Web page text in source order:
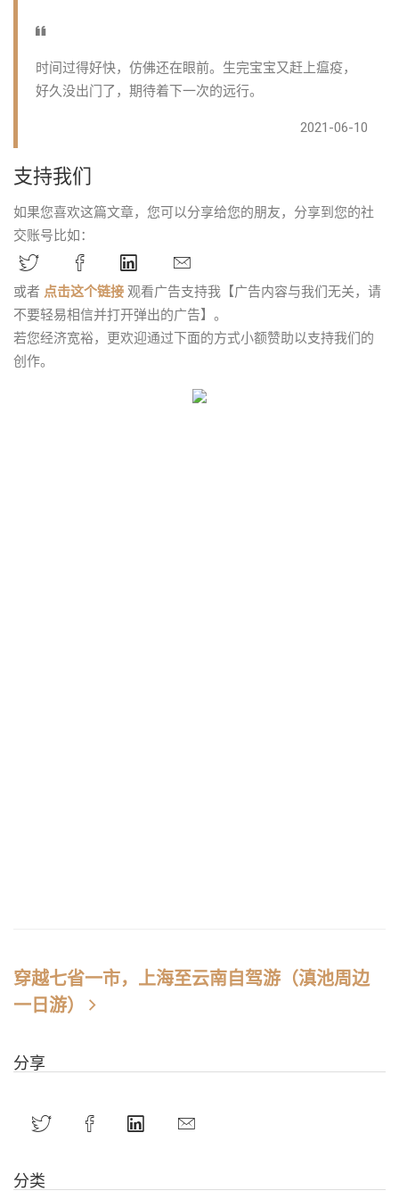
时间过得好快，仿佛还在眼前。生完宝宝又赶上瘟疫，
好久没出门了，期待着下一次的远行。
2021-06-10
支持我们
如果您喜欢这篇文章，您可以分享给您的朋友，分享到您的社
交账号比如：
或者 点击这个链接 观看广告支持我【广告内容与我们无关，请
不要轻易相信并打开弹出的广告】。
若您经济宽裕，更欢迎通过下面的方式小额赞助以支持我们的
创作。
穿越七省一市，上海至云南自驾游（滇池周边
一日游）
分享
分类